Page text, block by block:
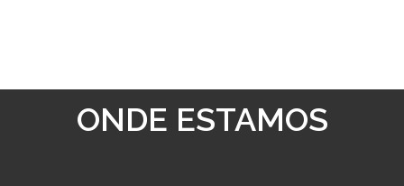
ONDE ESTAMOS